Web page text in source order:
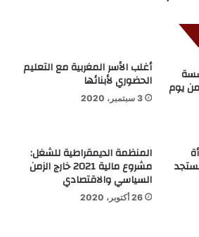
ب30 مؤسسة
من يوم
أغلب الأسر المغربية مع التعليم
الحضوري لأبنائها
3 سبتمبر، 2020
المنظمة الديمقراطية للشغل:
مشروع مالية 2021 خارج الزمن
السياسي والاقتصادي
26 أكتوبر، 2020